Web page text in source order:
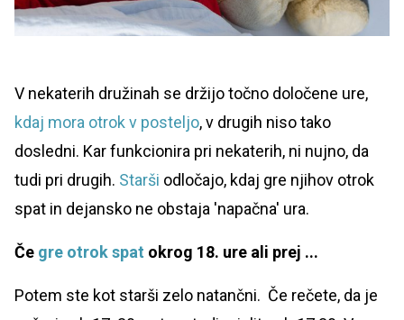
V nekaterih družinah se držijo točno določene ure,
kdaj mora otrok v posteljo, v drugih niso tako
dosledni. Kar funkcionira pri nekaterih, ni nujno, da
tudi pri drugih. Starši odločajo, kdaj gre njihov otrok
spat in dejansko ne obstaja 'napačna' ura.
Če gre otrok spat okrog 18. ure ali prej ...
Potem ste kot starši zelo natančni. Če rečete, da je